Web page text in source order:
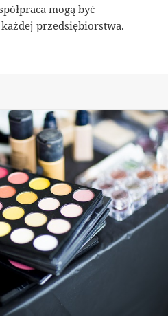
mogą być
przedsiębiorstwa.